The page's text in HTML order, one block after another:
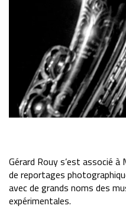
Gérard Rouy s’est associé
de reportages
avec de grands noms des
expérimentales.